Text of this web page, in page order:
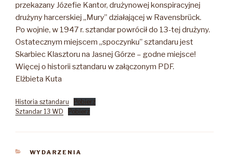
przekazany Józefie Kantor, drużynowej konspiracyjnej
drużyny harcerskiej „Mury” działającej w Ravensbrück.
Po wojnie, w 1947 r. sztandar powrócił do 13-tej drużyny.
Ostatecznym miejscem „spoczynku” sztandaru jest
Skarbiec Klasztoru na Jasnej Górze – godne miejsce!
Więcej o historii sztandaru w załączonym PDF.
Elżbieta Kuta
Historia sztandaru
Pobierz
Sztandar 13 WD
Pobierz
KATEGORIE
WYDARZENIA